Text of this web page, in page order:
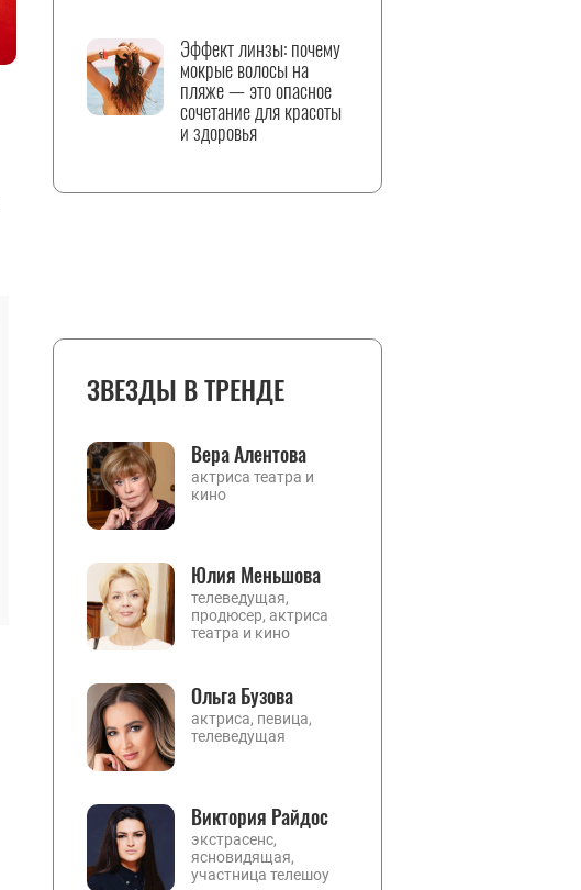
Эффект линзы: почему
мокрые волосы на
пляже — это опасное
сочетание для красоты
и здоровья
ЗВЕЗДЫ В ТРЕНДЕ
Вера Алентова
актриса театра и
кино
Юлия Меньшова
телеведущая,
продюсер, актриса
театра и кино
Ольга Бузова
актриса, певица,
телеведущая
Виктория Райдос
экстрасенс,
ясновидящая,
участница телешоу